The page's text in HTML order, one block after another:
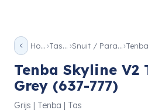
Home Tassen Snuit / Paraattas
Tenba Skyline V2
Grey (637-777)
Grijs | Tenba | Tas